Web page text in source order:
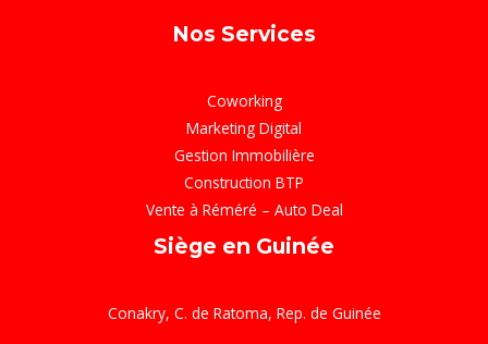
Nos Services
Coworking
Marketing Digital
Gestion Immobilière
Construction BTP
Vente à Réméré – Auto Deal
Siège en Guinée
Conakry, C. de Ratoma, Rep. de Guinée